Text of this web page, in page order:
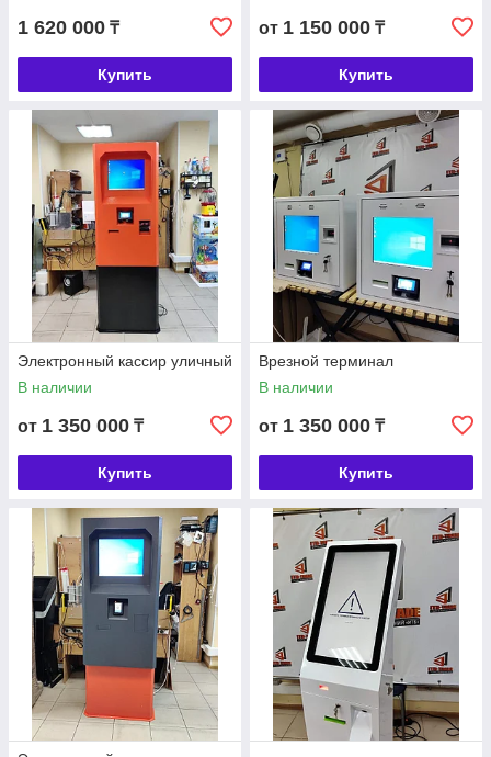
1 620 000 ₸
Купить
от 1 150 000 ₸
Купить
Электронный кассир уличный
В наличии
от 1 350 000 ₸
Купить
Врезной терминал
В наличии
от 1 350 000 ₸
Купить